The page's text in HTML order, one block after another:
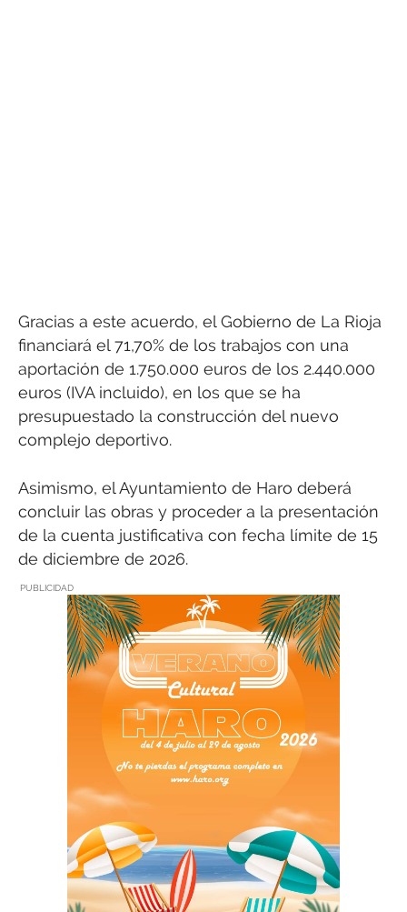
Gracias a este acuerdo, el Gobierno de La Rioja
financiará el 71,70% de los trabajos con una
aportación de 1.750.000 euros de los 2.440.000
euros (IVA incluido), en los que se ha
presupuestado la construcción del nuevo
complejo deportivo.
Asimismo, el Ayuntamiento de Haro deberá
concluir las obras y proceder a la presentación
de la cuenta justificativa con fecha límite de 15
de diciembre de 2026.
PUBLICIDAD